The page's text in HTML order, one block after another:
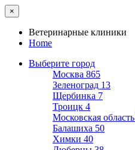
×
Ветеринарные клиники
Home
Выберите город
Москва 865
Зеленоград 13
Щербинка 7
Троицк 4
Московская область
Балашиха 50
Химки 40